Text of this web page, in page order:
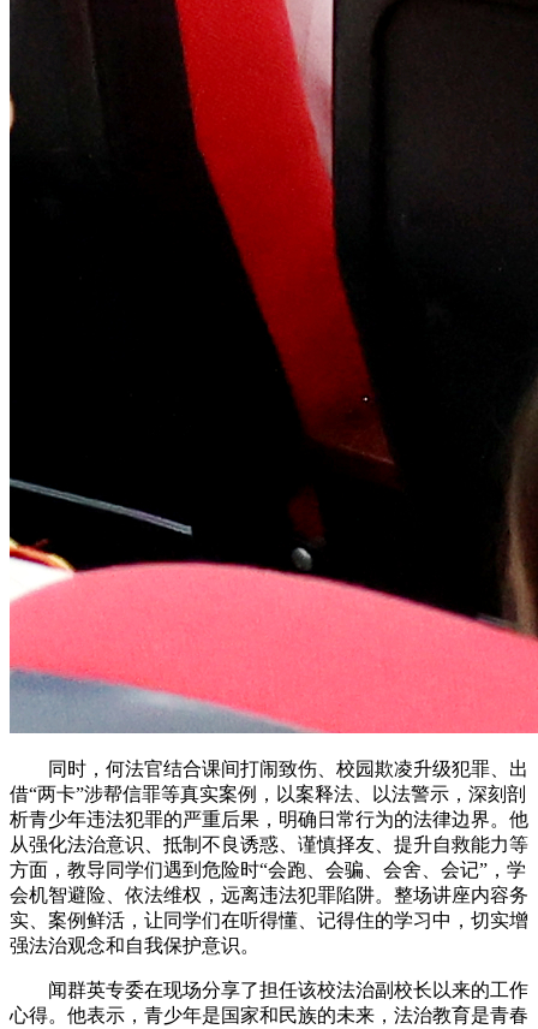
同时，何法官结合课间打闹致伤、校园欺凌升级犯罪、出
借“两卡”涉帮信罪等真实案例，以案释法、以法警示，深刻剖
析青少年违法犯罪的严重后果，明确日常行为的法律边界。他
从强化法治意识、抵制不良诱惑、谨慎择友、提升自救能力等
方面，教导同学们遇到危险时“会跑、会骗、会舍、会记”，学
会机智避险、依法维权，远离违法犯罪陷阱。整场讲座内容务
实、案例鲜活，让同学们在听得懂、记得住的学习中，切实增
强法治观念和自我保护意识。
闻群英专委在现场分享了担任该校法治副校长以来的工作
心得。他表示，青少年是国家和民族的未来，法治教育是青春